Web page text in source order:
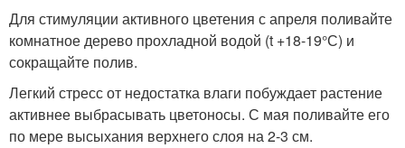
Для стимуляции активного цветения с апреля поливайте
комнатное дерево прохладной водой (t +18-19°С) и
сокращайте полив.
Легкий стресс от недостатка влаги побуждает растение
активнее выбрасывать цветоносы. С мая поливайте его
по мере высыхания верхнего слоя на 2-3 см.